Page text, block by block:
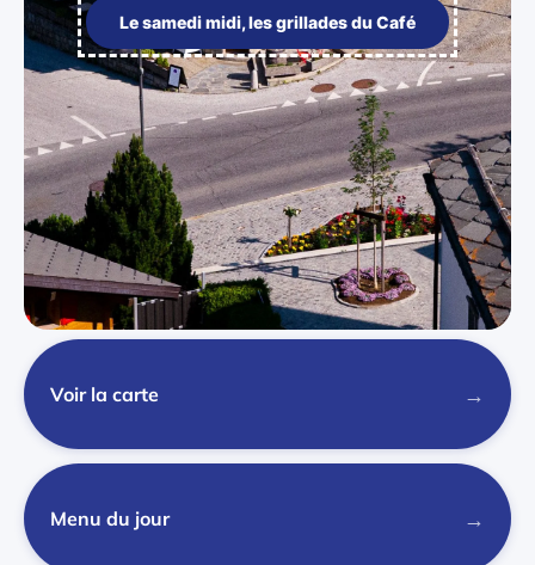
Le samedi midi, les grillades du Café
Voir la carte →
Menu du jour →